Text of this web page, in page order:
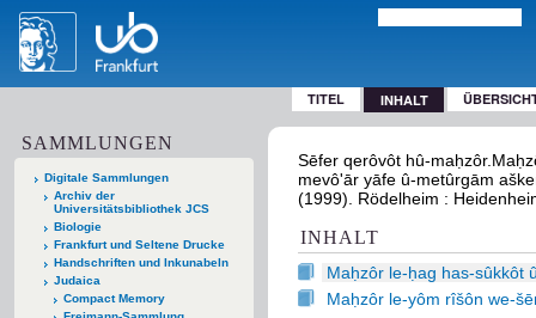
TITEL INHALT
SAMMLUNGEN
Digitale Sammlungen
Archiv der
Universitätsbibliothek JCS
Biologie
Frankfurt und Seltene Drucke
Handschriften und Inkunabeln
Judaica
Compact Memory
Sēfer qerôvôt hû-
mevô'ār yāfe û-metûrgām
(1999). Rödelheim :
INHALT
Maḥzôr le-ḥag has-sûkkôt
Maḥzôr le-yôm rîšôn we-